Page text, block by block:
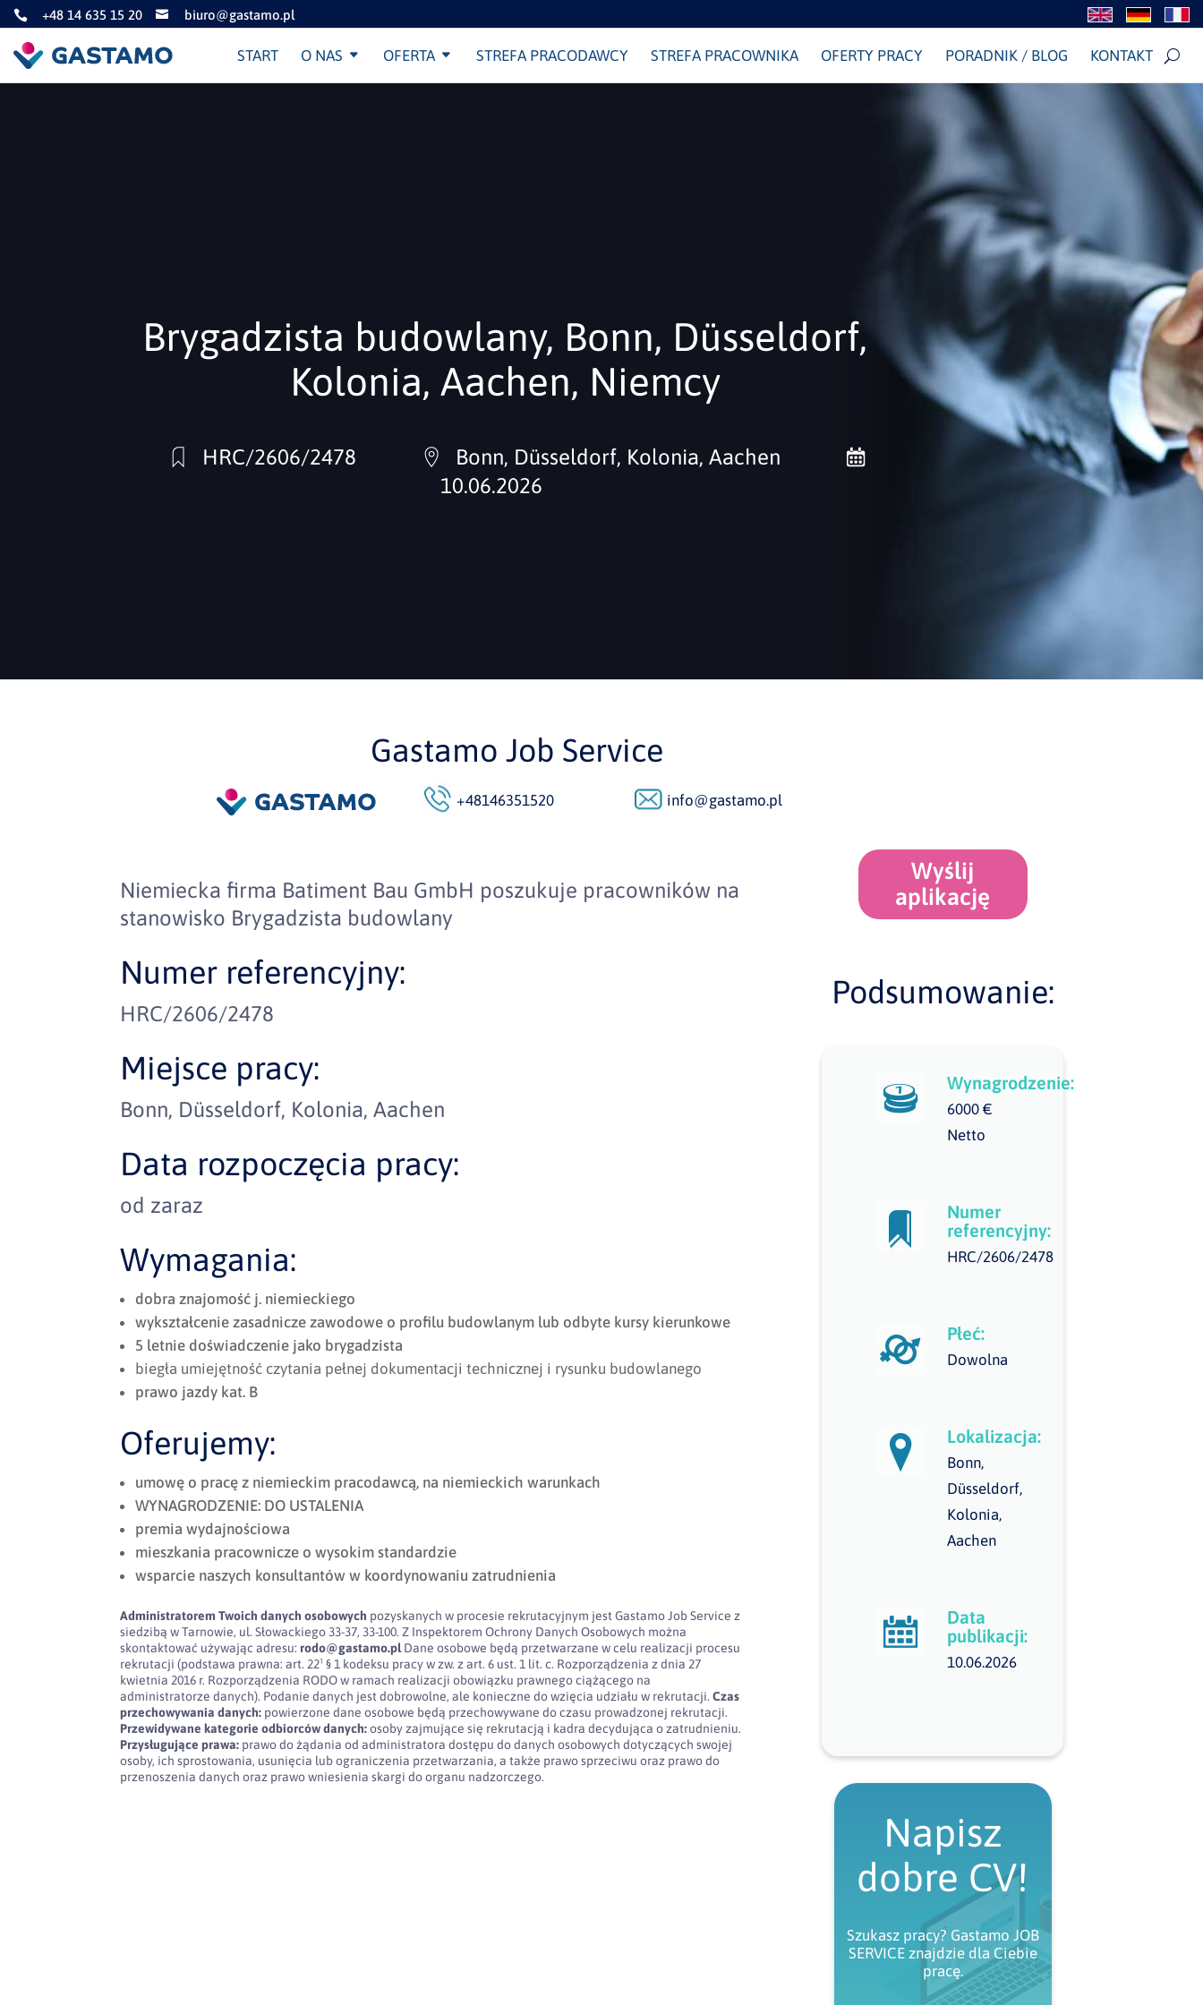
 +48 14 635 15 20  biuro@gastamo.pl
START O NAS OFERTA STREFA PRACODAWCY STREFA PRACOWNIKA OFERTY PRACY PORADNIK / BLOG KONTAKT
Brygadzista budowlany, Bonn, Düsseldorf,
Kolonia, Aachen, Niemcy
HRC/2606/2478
Bonn, Düsseldorf, Kolonia, Aachen
10.06.2026
Gastamo Job Service
+48146351520 info@gastamo.pl
Niemiecka firma Batiment Bau GmbH poszukuje pracowników na
stanowisko Brygadzista budowlany
Numer referencyjny:
HRC/2606/2478
Miejsce pracy:
Bonn, Düsseldorf, Kolonia, Aachen
Data rozpoczęcia pracy:
od zaraz
Wymagania:
dobra znajomość j. niemieckiego
wykształcenie zasadnicze zawodowe o profilu budowlanym lub odbyte kursy kierunkowe
5 letnie doświadczenie jako brygadzista
biegła umiejętność czytania pełnej dokumentacji technicznej i rysunku budowlanego
prawo jazdy kat. B
Oferujemy:
umowę o pracę z niemieckim pracodawcą, na niemieckich warunkach
WYNAGRODZENIE: DO USTALENIA
premia wydajnościowa
mieszkania pracownicze o wysokim standardzie
wsparcie naszych konsultantów w koordynowaniu zatrudnienia
Administratorem Twoich danych osobowych pozyskanych w procesie rekrutacyjnym jest Gastamo Job Service z
siedzibą w Tarnowie, ul. Słowackiego 33-37, 33-100. Z Inspektorem Ochrony Danych Osobowych można
skontaktować używając adresu:rodo@gastamo.plDane osobowe będą przetwarzane w celu realizacji procesu
rekrutacji (podstawa prawna: art. 22¹ § 1 kodeksu pracy w zw. z art. 6 ust. 1 lit. c. Rozporządzenia z dnia 27
kwietnia 2016 r. Rozporządzenia RODO w ramach realizacji obowiązku prawnego ciążącego na
administratorze danych). Podanie danych jest dobrowolne, ale konieczne do wzięcia udziału w rekrutacji.Czas
przechowywania danych: powierzone dane osobowe będą przechowywane do czasu prowadzonej rekrutacji.
Przewidywane kategorie odbiorców danych:osoby zajmujące się rekrutacją i kadra decydująca o zatrudnieniu.
Przysługujące prawa: prawo do żądania od administratora dostępu do danych osobowych dotyczących swojej
osoby, ich sprostowania, usunięcia lub ograniczenia przetwarzania, a także prawo sprzeciwu oraz prawo do
przenoszenia danych oraz prawo wniesienia skargi do organu nadzorczego.
Wyślij
aplikację
Podsumowanie:
Wynagrodzenie:
6000 €
Netto
Numer
referencyjny:
HRC/2606/2478
Płeć:
Dowolna
Lokalizacja:
Bonn,
Düsseldorf,
Kolonia,
Aachen
Data
publikacji:
10.06.2026
Napisz
dobre CV!
Szukasz pracy? Gastamo JOB
SERVICE znajdzie dla Ciebie
pracę.